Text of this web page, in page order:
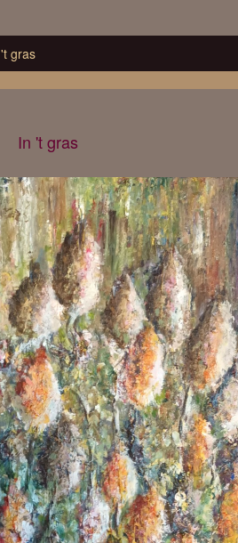
gras
In 't gras